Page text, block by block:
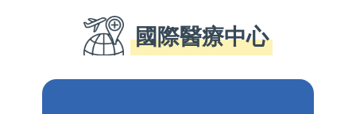
國際醫療中心